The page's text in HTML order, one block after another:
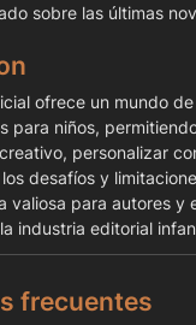
sobre las últimas
ofrece un mundo
para niños,
personalizar
desafíos y
valiosa para autores y
industria editorial
frecuentes